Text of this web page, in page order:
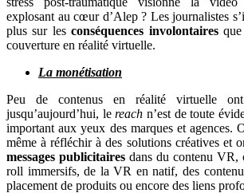
explosant au cœur d’Alep ? Les journalistes
plus sur lesconséquences involontairesque
couverture en réalité virtuelle.
La monétisation
Peu de contenus en réalité virtuelle
jusqu’aujourd’hui, lereach n’est de toute
important aux yeux des marques et agences.
même à réfléchir à des solutions créatives et
messages publicitaires dans du contenu VR,
roll immersifs, de la VR en natif, des
placement de produits ou encore des liens